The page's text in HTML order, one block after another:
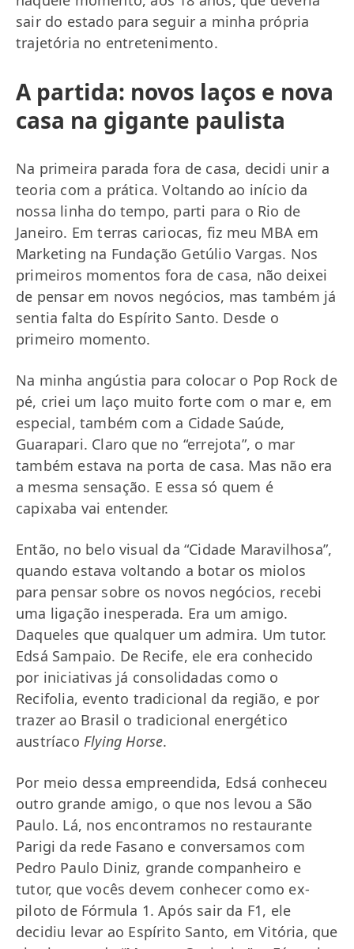
sair do estado para seguir a minha própria
trajetória no entretenimento.
A partida: novos laços e nova
casa na gigante paulista
Na primeira parada fora de casa, decidi unir a
teoria com a prática. Voltando ao início da
nossa linha do tempo, parti para o Rio de
Janeiro. Em terras cariocas, fiz meu MBA em
Marketing na Fundação Getúlio Vargas. Nos
primeiros momentos fora de casa, não deixei
de pensar em novos negócios, mas também já
sentia falta do Espírito Santo. Desde o
primeiro momento.
Na minha angústia para colocar o Pop Rock de
pé, criei um laço muito forte com o mar e, em
especial, também com a Cidade Saúde,
Guarapari. Claro que no “errejota”, o mar
também estava na porta de casa. Mas não era
a mesma sensação. E essa só quem é
capixaba vai entender.
Então, no belo visual da “Cidade Maravilhosa”,
quando estava voltando a botar os miolos
para pensar sobre os novos negócios, recebi
uma ligação inesperada. Era um amigo.
Daqueles que qualquer um admira. Um tutor.
Edsá Sampaio. De Recife, ele era conhecido
por iniciativas já consolidadas como o
Recifolia, evento tradicional da região, e por
trazer ao Brasil o tradicional energético
austríaco Flying Horse.
Por meio dessa empreendida, Edsá conheceu
outro grande amigo, o que nos levou a São
Paulo. Lá, nos encontramos no restaurante
Parigi da rede Fasano e conversamos com
Pedro Paulo Diniz, grande companheiro e
tutor, que vocês devem conhecer como ex-
piloto de Fórmula 1. Após sair da F1, ele
decidiu levar ao Espírito Santo, em Vitória, que